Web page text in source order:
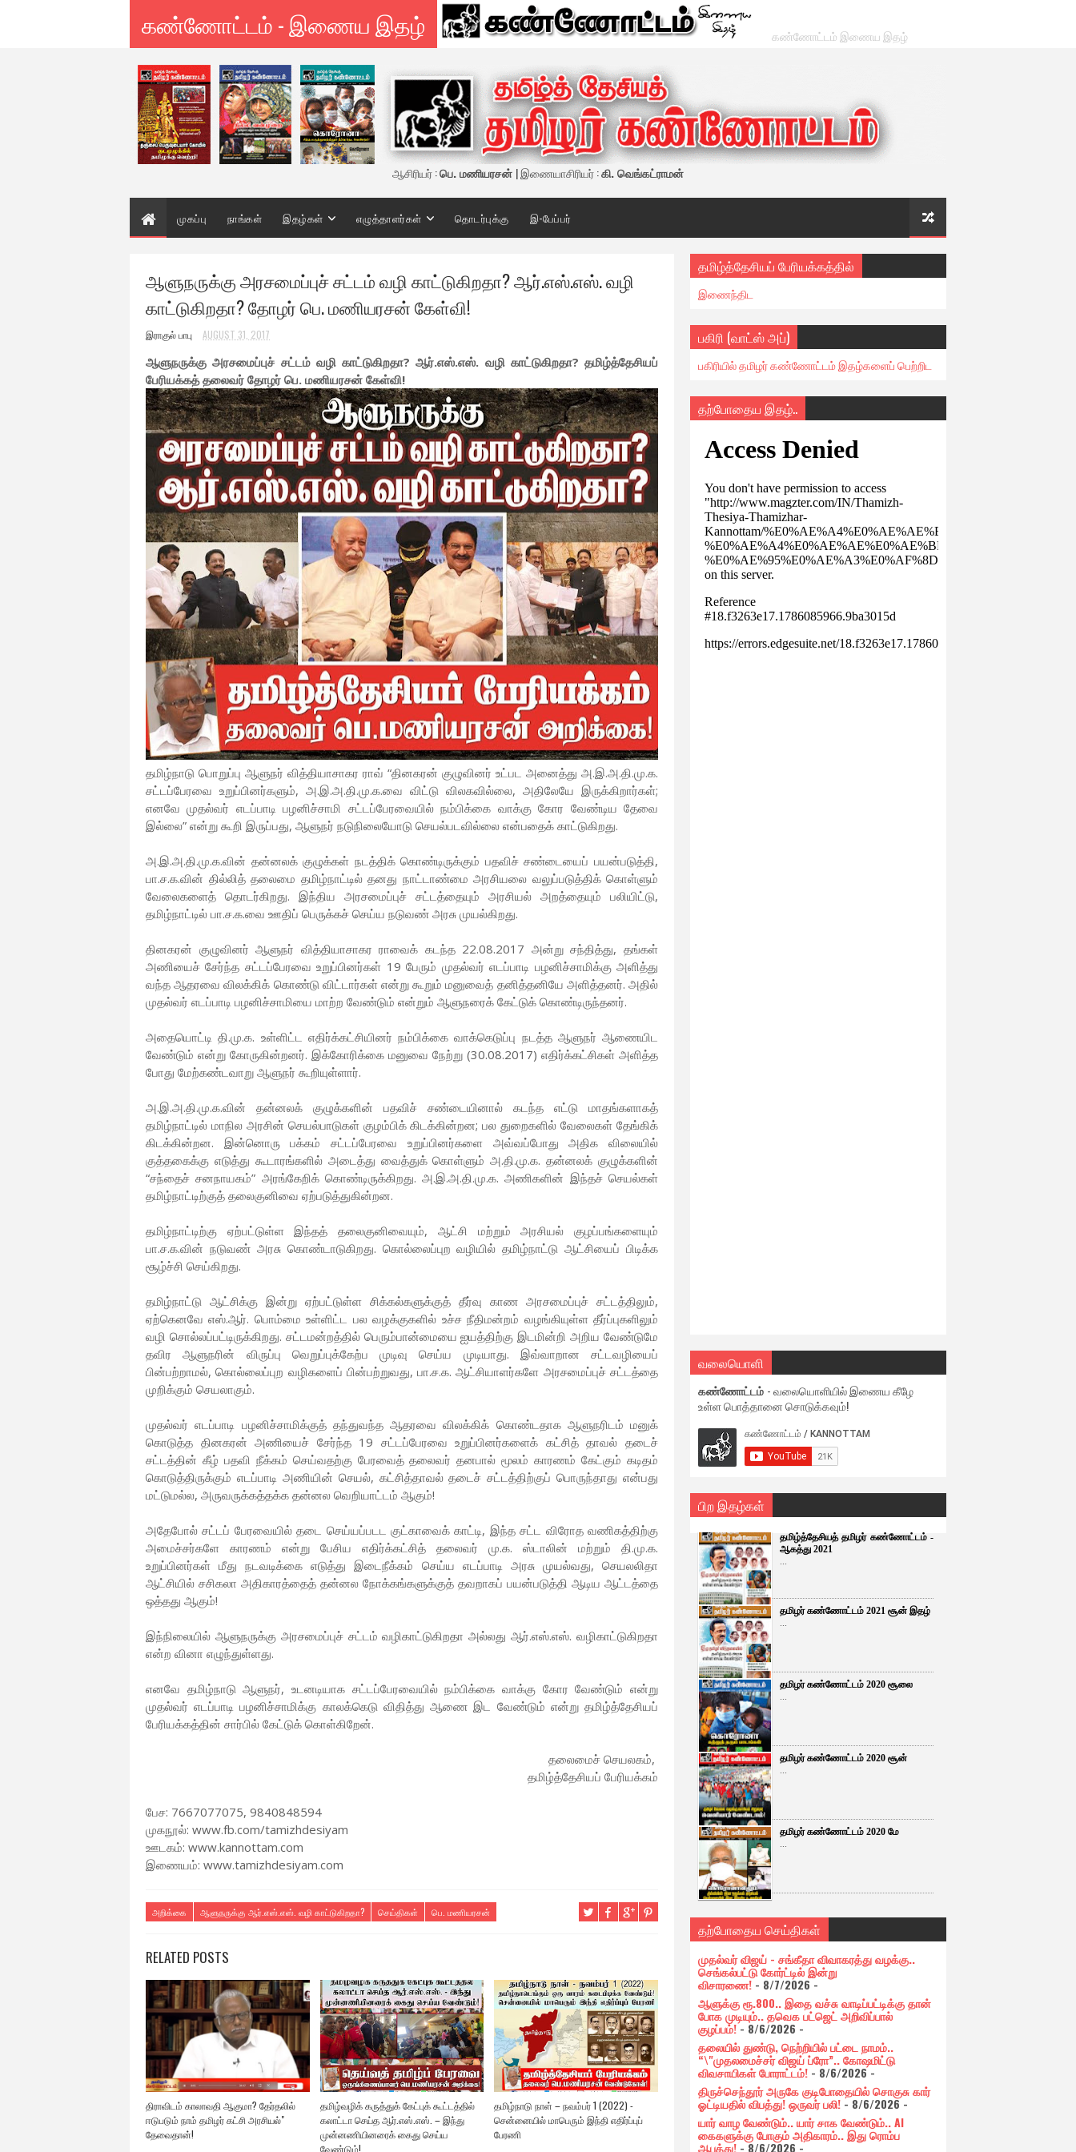
கண்ணோட்டம் - இணைய இதழ் கண்ணோட்டம் இணைய இதழ்
ஆசிரியர் :பெ. மணியரசன் | இணையாசிரியர் :கி. வெங்கட்ராமன்
முகப்பு நாங்கள் இதழ்கள் எழுத்தாளர்கள் தொடர்புக்கு இ-பேப்பர்
ஆளுநருக்கு அரசமைப்புச் சட்டம் வழி காட்டுகிறதா? ஆர்.எஸ்.எஸ். வழி
காட்டுகிறதா? தோழர் பெ. மணியரசன் கேள்வி!
இராகுல் பாபு AUGUST 31, 2017
ஆளுநருக்கு அரசமைப்புச் சட்டம் வழி காட்டுகிறதா? ஆர்.எஸ்.எஸ். வழி காட்டுகிறதா? தமிழ்த்தேசியப்
பேரியக்கத் தலைவர் தோழர் பெ. மணியரசன் கேள்வி!
தமிழ்நாடு பொறுப்பு ஆளுநர் வித்தியாசாகர ராவ் “தினகரன் குழுவினர் உட்பட அனைத்து அ.இ.அ.தி.மு.க.
சட்டப்பேரவை உறுப்பினர்களும், அ.இ.அ.தி.மு.க.வை விட்டு விலகவில்லை, அதிலேயே இருக்கிறார்கள்;
எனவே முதல்வர் எடப்பாடி பழனிச்சாமி சட்டப்பேரவையில் நம்பிக்கை வாக்கு கோர வேண்டிய தேவை
இல்லை” என்று கூறி இருப்பது, ஆளுநர் நடுநிலையோடு செயல்படவில்லை என்பதைக் காட்டுகிறது.
அ.இ.அ.தி.மு.க.வின் தன்னலக் குழுக்கள் நடத்திக் கொண்டிருக்கும் பதவிச் சண்டையைப் பயன்படுத்தி,
பா.ச.க.வின் தில்லித் தலைமை தமிழ்நாட்டில் தனது நாட்டாண்மை அரசியலை வலுப்படுத்திக் கொள்ளும்
வேலைகளைத் தொடர்கிறது. இந்திய அரசமைப்புச் சட்டத்தையும் அரசியல் அறத்தையும் பலியிட்டு,
தமிழ்நாட்டில் பா.ச.க.வை ஊதிப் பெருக்கச் செய்ய நடுவண் அரசு முயல்கிறது.
தினகரன் குழுவினர் ஆளுநர் வித்தியாசாகர ராவைக் கடந்த 22.08.2017 அன்று சந்தித்து, தங்கள்
அணியைச் சேர்ந்த சட்டப்பேரவை உறுப்பினர்கள் 19 பேரும் முதல்வர் எடப்பாடி பழனிச்சாமிக்கு அளித்து
வந்த ஆதரவை விலக்கிக் கொண்டு விட்டார்கள் என்று கூறும் மனுவைத் தனித்தனியே அளித்தனர். அதில்
முதல்வர் எடப்பாடி பழனிச்சாமியை மாற்ற வேண்டும் என்றும் ஆளுநரைக் கேட்டுக் கொண்டிருந்தனர்.
அதையொட்டி தி.மு.க. உள்ளிட்ட எதிர்க்கட்சியினர் நம்பிக்கை வாக்கெடுப்பு நடத்த ஆளுநர் ஆணையிட
வேண்டும் என்று கோருகின்றனர். இக்கோரிக்கை மனுவை நேற்று (30.08.2017) எதிர்க்கட்சிகள் அளித்த
போது மேற்கண்டவாறு ஆளுநர் கூறியுள்ளார்.
அ.இ.அ.தி.மு.க.வின் தன்னலக் குழுக்களின் பதவிச் சண்டையினால் கடந்த எட்டு மாதங்களாகத்
தமிழ்நாட்டில் மாநில அரசின் செயல்பாடுகள் குழம்பிக் கிடக்கின்றன; பல துறைகளில் வேலைகள் தேங்கிக்
கிடக்கின்றன. இன்னொரு பக்கம் சட்டப்பேரவை உறுப்பினர்களை அவ்வப்போது அதிக விலையில்
குத்தகைக்கு எடுத்து கூடாரங்களில் அடைத்து வைத்துக் கொள்ளும் அ.தி.மு.க. தன்னலக் குழுக்களின்
“சந்தைச் சனநாயகம்” அரங்கேறிக் கொண்டிருக்கிறது. அ.இ.அ.தி.மு.க. அணிகளின் இந்தச் செயல்கள்
தமிழ்நாட்டிற்குத் தலைகுனிவை ஏற்படுத்துகின்றன.
தமிழ்நாட்டிற்கு ஏற்பட்டுள்ள இந்தத் தலைகுனிவையும், ஆட்சி மற்றும் அரசியல் குழப்பங்களையும்
பா.ச.க.வின் நடுவண் அரசு கொண்டாடுகிறது. கொல்லைப்புற வழியில் தமிழ்நாட்டு ஆட்சியைப் பிடிக்க
சூழ்ச்சி செய்கிறது.
தமிழ்நாட்டு ஆட்சிக்கு இன்று ஏற்பட்டுள்ள சிக்கல்களுக்குத் தீர்வு காண அரசமைப்புச் சட்டத்திலும்,
ஏற்கெனவே எஸ்.ஆர். பொம்மை உள்ளிட்ட பல வழக்குகளில் உச்ச நீதிமன்றம் வழங்கியுள்ள தீர்ப்புகளிலும்
வழி சொல்லப்பட்டிருக்கிறது. சட்டமன்றத்தில் பெரும்பான்மையை ஐயத்திற்கு இடமின்றி அறிய வேண்டுமே
தவிர ஆளுநரின் விருப்பு வெறுப்புக்கேற்ப முடிவு செய்ய முடியாது. இவ்வாறான சட்டவழியைப்
பின்பற்றாமல், கொல்லைப்புற வழிகளைப் பின்பற்றுவது, பா.ச.க. ஆட்சியாளர்களே அரசமைப்புச் சட்டத்தை
முறிக்கும் செயலாகும்.
முதல்வர் எடப்பாடி பழனிச்சாமிக்குத் தந்துவந்த ஆதரவை விலக்கிக் கொண்டதாக ஆளுநரிடம் மனுக்
கொடுத்த தினகரன் அணியைச் சேர்ந்த 19 சட்டப்பேரவை உறுப்பினர்களைக் கட்சித் தாவல் தடைச்
சட்டத்தின் கீழ் பதவி நீக்கம் செய்வதற்கு பேரவைத் தலைவர் தனபால் மூலம் காரணம் கேட்கும் கடிதம்
கொடுத்திருக்கும் எடப்பாடி அணியின் செயல், கட்சித்தாவல் தடைச் சட்டத்திற்குப் பொருந்தாது என்பது
மட்டுமல்ல, அருவருக்கத்தக்க தன்னல வெறியாட்டம் ஆகும்!
அதேபோல் சட்டப் பேரவையில் தடை செய்யப்படட குட்காவைக் காட்டி, இந்த சட்ட விரோத வணிகத்திற்கு
அமைச்சர்களே காரணம் என்று பேசிய எதிர்க்கட்சித் தலைவர் மு.க. ஸ்டாலின் மற்றும் தி.மு.க.
உறுப்பினர்கள் மீது நடவடிக்கை எடுத்து இடைநீக்கம் செய்ய எடப்பாடி அரசு முயல்வது, செயலலிதா
ஆட்சியில் சசிகலா அதிகாரத்தைத் தன்னல நோக்கங்களுக்குத் தவறாகப் பயன்படுத்தி ஆடிய ஆட்டத்தை
ஒத்தது ஆகும்!
இந்நிலையில் ஆளுநருக்கு அரசமைப்புச் சட்டம் வழிகாட்டுகிறதா அல்லது ஆர்.எஸ்.எஸ். வழிகாட்டுகிறதா
என்ற வினா எழுந்துள்ளது.
எனவே தமிழ்நாடு ஆளுநர், உடனடியாக சட்டப்பேரவையில் நம்பிக்கை வாக்கு கோர வேண்டும் என்று
முதல்வர் எடப்பாடி பழனிச்சாமிக்கு காலக்கெடு விதித்து ஆணை இட வேண்டும் என்று தமிழ்த்தேசியப்
பேரியக்கத்தின் சார்பில் கேட்டுக் கொள்கிறேன்.
தலைமைச் செயலகம்,
தமிழ்த்தேசியப் பேரியக்கம்
பேச: 7667077075, 9840848594
முகநூல்: www.fb.com/tamizhdesiyam
ஊடகம்: www.kannottam.com
இணையம்: www.tamizhdesiyam.com
அறிக்கை ஆளுநருக்கு ஆர்.எஸ்.எஸ். வழி காட்டுகிறதா? செய்திகள் பெ. மணியரசன்
RELATED POSTS
திராவிடம் காலாவதி ஆகுமா? தேர்தலில்
ஈடுபடும் நாம் தமிழர் கட்சி அரசியல்"
தேவைதான்!
தமிழ்வழிக் கருத்துக் கேட்புக் கூட்டத்தில்
கலாட்டா செய்த ஆர்.எஸ்.எஸ். – இந்து
முன்னணியினரைக் கைது செய்ய
வேண்டும்!
தமிழ்நாடு நாள் – நவம்பர் 1 (2022) -
சென்னையில் மாபெரும் இந்தி எதிர்ப்புப்
பேரணி
தமிழ்த்தேசியப் பேரியக்கத்தில்
இணைந்திட
பகிரி (வாட்ஸ் அப்)
பகிரியில் தமிழர் கண்ணோட்டம் இதழ்களைப் பெற்றிட
தற்போதைய இதழ்..
வலையொளி
கண்ணோட்டம் - வலையொளியில் இணைய கீழே
உள்ள பொத்தானை சொடுக்கவும்!
பிற இதழ்கள்
தமிழ்த்தேசியத் தமிழர் கண்ணோட்டம் -
ஆகத்து 2021
...
தமிழர் கண்ணோட்டம் 2021 சூன் இதழ்
...
தமிழர் கண்ணோட்டம் 2020 சூலை
...
தமிழர் கண்ணோட்டம் 2020 சூன்
...
தமிழர் கண்ணோட்டம் 2020 மே
...
தற்போதைய செய்திகள்
முதல்வர் விஜய் - சங்கீதா விவாகரத்து வழக்கு..
செங்கல்பட்டு கோர்ட்டில் இன்று
விசாரணை!- 8/7/2026-
ஆளுக்கு ரூ.800.. இதை வச்சு வாடிப்பட்டிக்கு தான்
போக முடியும்.. தவெக பட்ஜெட் அறிவிப்பால்
குழப்பம்!- 8/6/2026 -
தலையில் துண்டு, நெற்றியில் பட்டை நாமம்..
“\"முதலமைச்சர் விஜய் ப்ரோ”.. கோஷமிட்டு
விவசாயிகள் போராட்டம்! - 8/6/2026-
திருச்செந்தூர் அருகே குடிபோதையில் சொகுசு கார்
ஓட்டியதில் விபத்து! ஒருவர் பலி! - 8/6/2026-
யார் வாழ வேண்டும்.. யார் சாக வேண்டும்.. AI
கைகளுக்கு போகும் அதிகாரம்.. இது ரொம்ப
ஆபத்து! - 8/6/2026 -